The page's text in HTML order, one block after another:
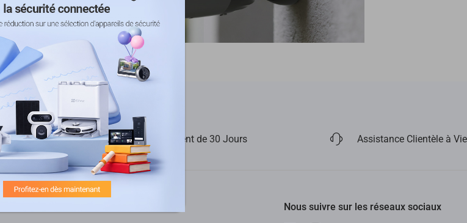
Garantie de Remboursement de 30 Jours Assistance Clientèle à Vie
Nous suivre sur les réseaux sociaux